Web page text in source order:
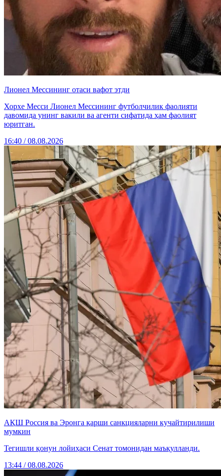
Лионел Мессининг отаси вафот этди
Хорхе Месси Лионел Мессининг футболчилик фаолияти
давомида унинг вакили ва агенти сифатида ҳам фаолият
юритган.
16:40 / 08.08.2026
АҚШ Россия ва Эронга қарши санкцияларни кучайтирилиши
мумкин
Тегишли қонун лойиҳаси Сенат томонидан маъқулланди.
13:44 / 08.08.2026